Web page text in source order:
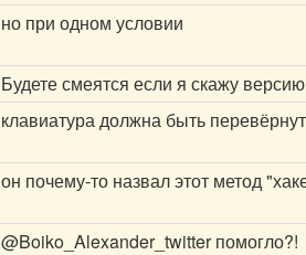
но при одном условии
Будете смеятся если я скажу
клавиатура должна быть
он почему-то назвал этот метод
@Boiko_Alexander_twitterпомогло?!